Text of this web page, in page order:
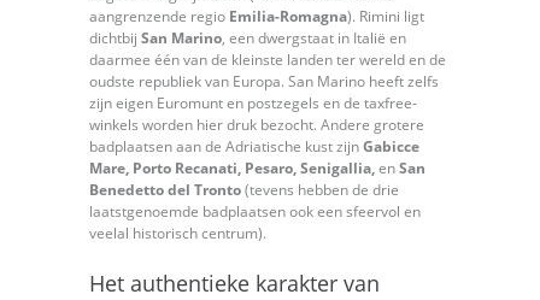
aangrenzende regio Emilia-Romagna). Rimini ligt
dichtbij San Marino, een dwergstaat in Italië en
daarmee één van de kleinste landen ter wereld en de
oudste republiek van Europa. San Marino heeft zelfs
zijn eigen Euromunt en postzegels en de taxfree-
winkels worden hier druk bezocht. Andere grotere
badplaatsen aan de Adriatische kust zijnGabicce
Mare, Porto Recanati, Pesaro, Senigallia,enSan
Benedetto del Tronto(tevens hebben de drie
laatstgenoemde badplaatsen ook een sfeervol en
veelal historisch centrum).
Het authentieke karakter van